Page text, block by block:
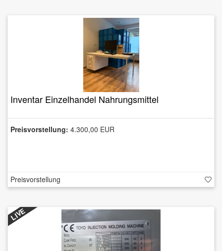
Inventar Einzelhandel Nahrungsmittel
Preisvorstellung: 4.300,00 EUR
Preisvorstellung
LIVE